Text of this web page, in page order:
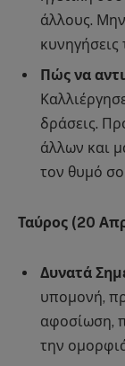
άλλους.
Πώς να
δράσεις.
άλλων και
τον θυμό
Ταύρος (20
Δυνατά
υπομονή,
αφοσίωση,
την